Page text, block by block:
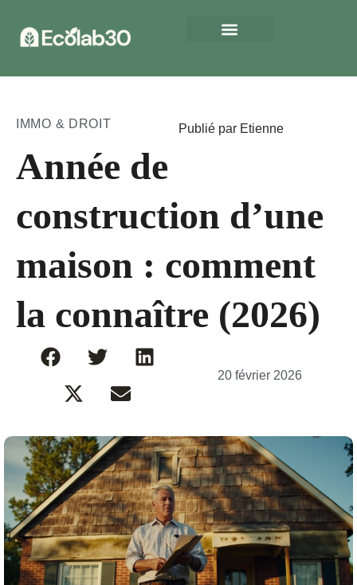
IMMO & DROIT Publié par Etienne
Année de
construction d’une
maison : comment
la connaître (2026)
20 février 2026